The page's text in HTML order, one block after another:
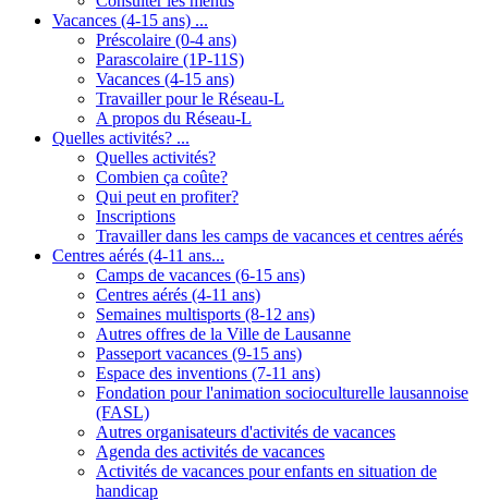
Vacances (4-15 ans) ...
Préscolaire (0-4 ans)
Parascolaire (1P-11S)
Vacances (4-15 ans)
Travailler pour le Réseau-L
A propos du Réseau-L
Quelles activités? ...
Quelles activités?
Combien ça coûte?
Qui peut en profiter?
Inscriptions
Travailler dans les camps de vacances et centres aérés
Centres aérés (4-11 ans...
Camps de vacances (6-15 ans)
Centres aérés (4-11 ans)
Semaines multisports (8-12 ans)
Autres offres de la Ville de Lausanne
Passeport vacances (9-15 ans)
Espace des inventions (7-11 ans)
Fondation pour l'animation socioculturelle lausannoise
(FASL)
Autres organisateurs d'activités de vacances
Agenda des activités de vacances
Activités de vacances pour enfants en situation de
handicap